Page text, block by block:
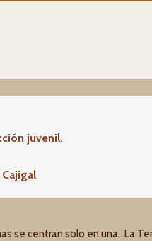
juvenil.
se centran solo en una…La